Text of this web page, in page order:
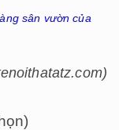
sân vườn của